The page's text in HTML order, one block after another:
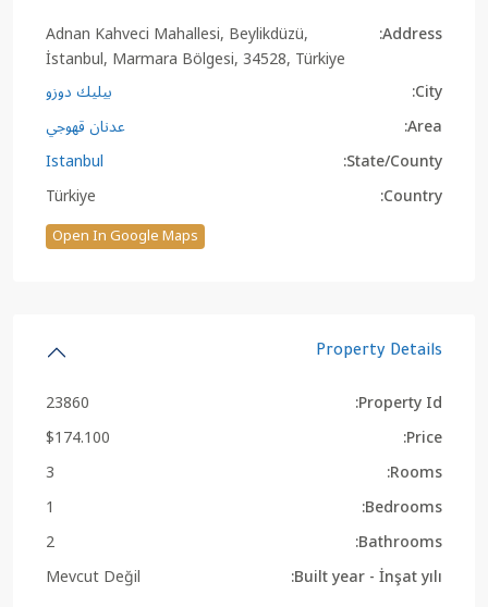
Address:
Adnan Kahveci Mahallesi, Beylikdüzü,
İstanbul, Marmara Bölgesi, 34528, Türkiye
City:
بيليك دوزو
Area:
عدنان قهوجي
State/County:
Istanbul
Country:
Türkiye
Open In Google Maps
Property Details
Property Id:
23860
Price:
$174.100
Rooms:
3
Bedrooms:
1
Bathrooms:
2
Built year - İnşat yılı:
Mevcut Değil